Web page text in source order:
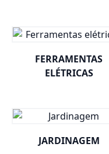
FERRAMENTAS
ELÉTRICAS
JARDINAGEM